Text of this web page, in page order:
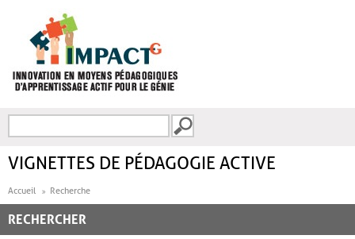
FORMULAIRE DE
VIGNETTES DE PÉDAGOGIE ACTIVE
Accueil Recherche
RECHERCHER